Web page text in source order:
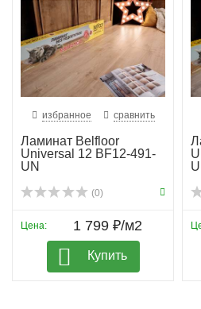
избранное сравнить
Ламинат Belfloor
Universal 12 BF12-491-
UN
(0)
Цена: 1 799 ₽/м2
Купить